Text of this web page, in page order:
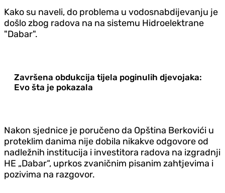
Kako su naveli, do problema u vodosnabdijevanju je
došlo zbog radova na na sistemu Hidroelektrane
"Dabar".
Završena obdukcija tijela poginulih djevojaka:
Evo šta je pokazala
Nakon sjednice je poručeno da Opština Berkovići u
proteklim danima nije dobila nikakve odgovore od
nadležnih institucija i investitora radova na izgradnji
HE „Dabar“, uprkos zvaničnim pisanim zahtjevima i
pozivima na razgovor.